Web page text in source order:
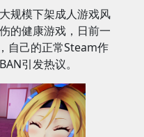
规模下架成人游戏风
的健康游戏，日前一
自己的正常Steam作
引发热议。